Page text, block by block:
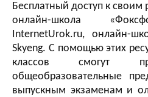
Бесплатный доступ к своим
онлайн-школа
InternetUrok.ru, онлайн-
Skyeng. С помощью этих
классов смогут
общеобразовательные
выпускным экзаменам и